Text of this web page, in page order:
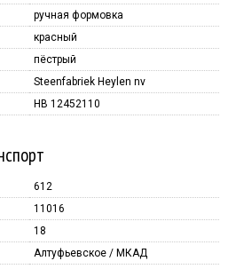
ручная формовка
красный
пёстрый
Steenfabriek Heylen nv
HB 12452110
612
11016
18
Алтуфьевское / МКАД